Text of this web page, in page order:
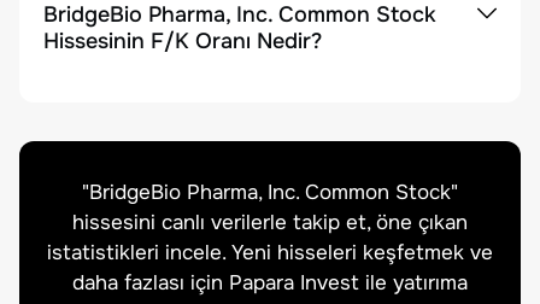
BridgeBio Pharma, Inc. Common Stock
Hissesinin F/K Oranı Nedir?
"BridgeBio Pharma, Inc. Common Stock"
hissesini canlı verilerle takip et, öne çıkan
istatistikleri incele. Yeni hisseleri keşfetmek ve
daha fazlası için Papara Invest ile yatırıma